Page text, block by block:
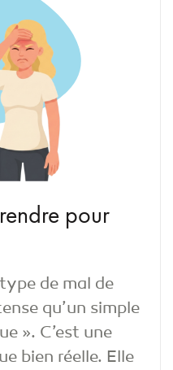
pour
de mal de
qu’un simple
». C’est une
bien réelle. Elle